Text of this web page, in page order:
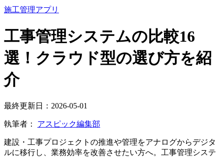
施工管理アプリ
工事管理システムの比較16
選！クラウド型の選び方を紹
介
最終更新日：2026-05-01
執筆者： アスピック編集部
建設・工事プロジェクトの推進や管理をアナログからデジタ
ルに移行し、業務効率を改善させたい方へ。工事管理システ